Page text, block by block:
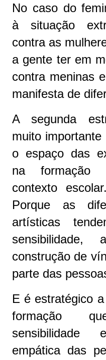
No caso do
à situação
contra as
a gente ter em
contra meninas
manifesta de
A segunda
muito
o espaço das
na formação
contexto
Porque as
artísticas
sensibilidade,
construção de
parte das
E é estratégico
formação
empática das